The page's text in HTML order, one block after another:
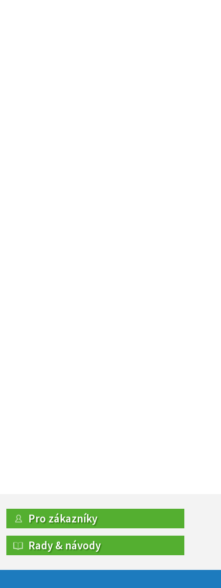
Pro zákazníky
Rady & návody